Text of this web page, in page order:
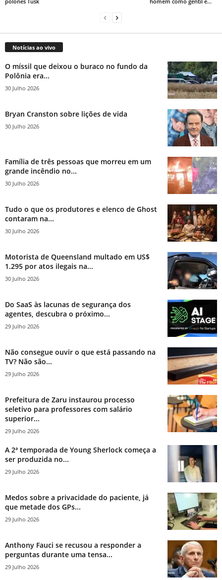
Notícias ao vivo
O míssil que deixou o buraco no fundo da
Polônia era...
30 Julho 2026
Bryan Cranston sobre lições de vida
30 Julho 2026
Família de três pessoas que morreu em um
grande incêndio no...
30 Julho 2026
Tudo o que os produtores e elenco de Ghost
contaram na...
30 Julho 2026
Motorista de Queensland multado em US$
1.295 por atos ilegais na...
30 Julho 2026
Do SaaS às lacunas de segurança dos
agentes, descubra o próximo...
29 Julho 2026
Não consegue ouvir o que está passando na
TV? Não são...
29 Julho 2026
Prefeitura de Zaru instaurou processo
seletivo para professores com salário
superior...
29 Julho 2026
A 2ª temporada de Young Sherlock começa a
ser produzida no...
29 Julho 2026
Medos sobre a privacidade do paciente, já
que metade dos GPs...
29 Julho 2026
Anthony Fauci se recusou a responder a
perguntas durante uma tensa...
29 Julho 2026